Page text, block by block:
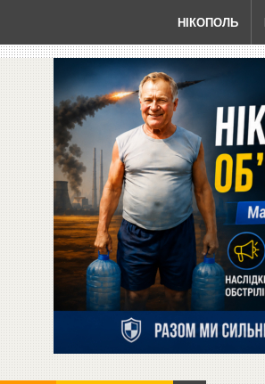
НІКОПОЛЬ